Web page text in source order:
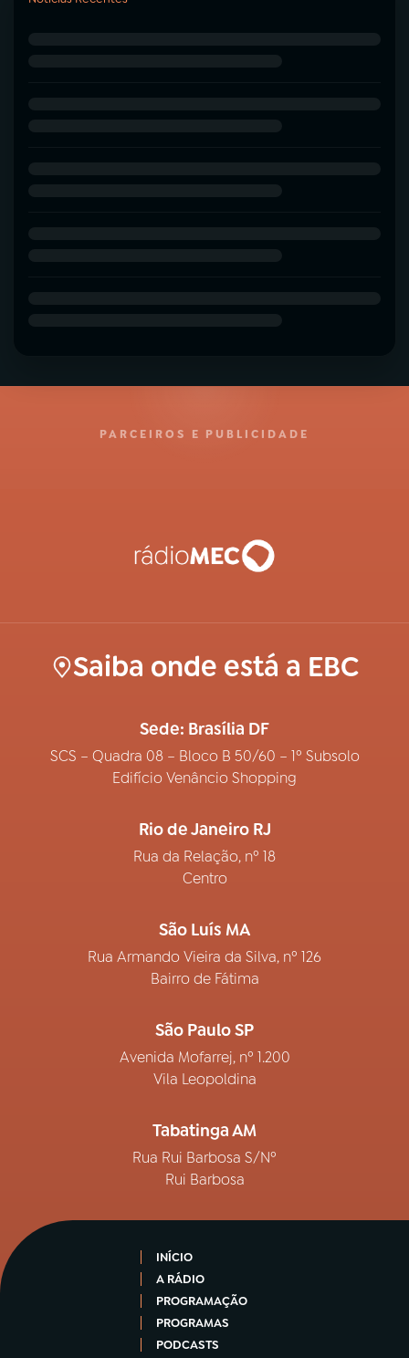
PARCEIROS E PUBLICIDADE
Saiba onde está a EBC
Sede: Brasília DF
SCS – Quadra 08 – Bloco B 50/60 – 1º Subsolo
Edifício Venâncio Shopping
Rio de Janeiro RJ
Rua da Relação, nº 18
Centro
São Luís MA
Rua Armando Vieira da Silva, nº 126
Bairro de Fátima
São Paulo SP
Avenida Mofarrej, nº 1.200
Vila Leopoldina
Tabatinga AM
Rua Rui Barbosa S/Nº
Rui Barbosa
INÍCIO
A RÁDIO
PROGRAMAÇÃO
PROGRAMAS
PODCASTS